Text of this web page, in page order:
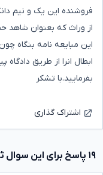
فروشنده این یک و نیم
از وراث که بعنوان شاهد
این مبایعه نامه بنگاه
ابطال انرا از طریق
بفرمایید.با تشکر
اشتراک گذاری
۱۹ پاسخ برای این سوال ثبت شده